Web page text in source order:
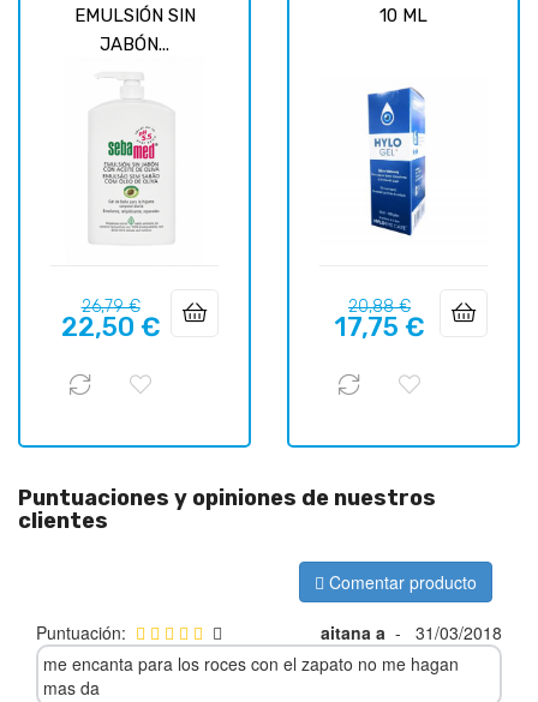
EMULSIÓN SIN
JABÓN...
Precio
regular
26,79 €Precio
22,50 €
10 ML
Precio
regular
20,88 €Precio
17,75 €
Puntuaciones y opiniones de nuestros
clientes
Comentar producto
Puntuación: aitana a -
31/03/2018
me encanta para los roces con el zapato no me hagan
mas da